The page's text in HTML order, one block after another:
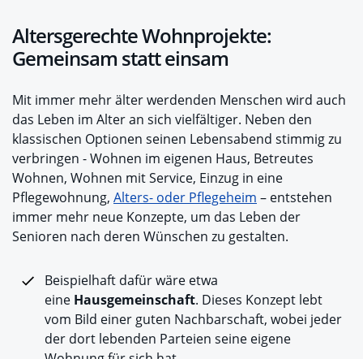
Altersgerechte Wohnprojekte:
Gemeinsam statt einsam
Mit immer mehr älter werdenden Menschen wird auch
das Leben im Alter an sich vielfältiger. Neben den
klassischen Optionen seinen Lebensabend stimmig zu
verbringen - Wohnen im eigenen Haus, Betreutes
Wohnen, Wohnen mit Service, Einzug in eine
Pflegewohnung, Alters- oder Pflegeheim – entstehen
immer mehr neue Konzepte, um das Leben der
Senioren nach deren Wünschen zu gestalten.
Beispielhaft dafür wäre etwa
eine Hausgemeinschaft. Dieses Konzept lebt
vom Bild einer guten Nachbarschaft, wobei jeder
der dort lebenden Parteien seine eigene